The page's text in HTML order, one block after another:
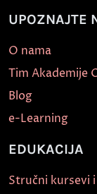
UPOZNAJTE
O nama
Tim Akademije
Blog
e-Learning
EDUKACIJA
Stručni kursevi